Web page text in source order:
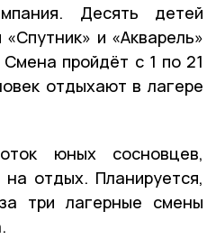
Десять детей
и «Акварель»
пройдёт с 1 по 21
отдыхают в лагере
юных сосновцев,
на отдых. Планируется,
три лагерные смены